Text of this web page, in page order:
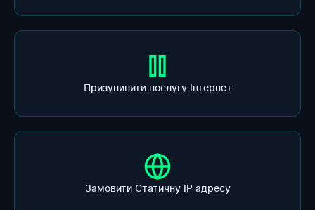
Призупинити послугу Інтернет
Замовити Статичну ІР адресу